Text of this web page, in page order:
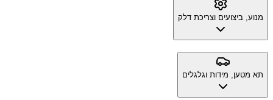
מנוע, ביצועים וצריכת דלק
תא מטען, מידות וגלגלים